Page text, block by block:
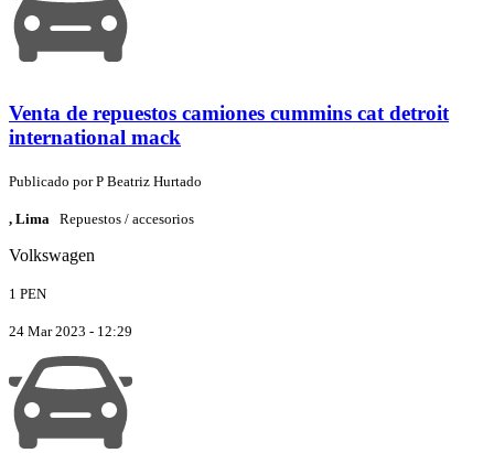
Venta de repuestos camiones cummins cat detroit
international mack
Publicado porP Beatriz Hurtado
, Lima Repuestos / accesorios
Volkswagen
1 PEN
24 Mar 2023 - 12:29